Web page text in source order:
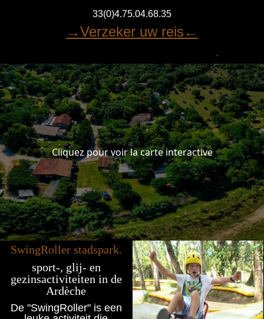
33(0)4.75.04.68.35
→Verzeker uw reis←
.
Cliquez pour voir la carte interactive
SwingRoller stadspark.
sport-, glij- en
gezinsactiviteiten in de
Ardèche
De "SwingRoller" is een